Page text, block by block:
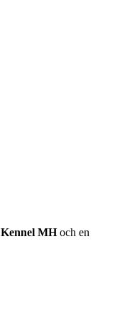
Kennel MHoch en